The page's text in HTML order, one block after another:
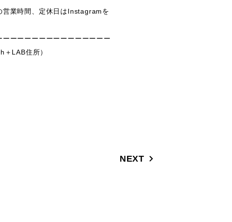
営業時間、定休日はInstagramを
ーーーーーーーーーーーーーー
LAB住所）
NEXT